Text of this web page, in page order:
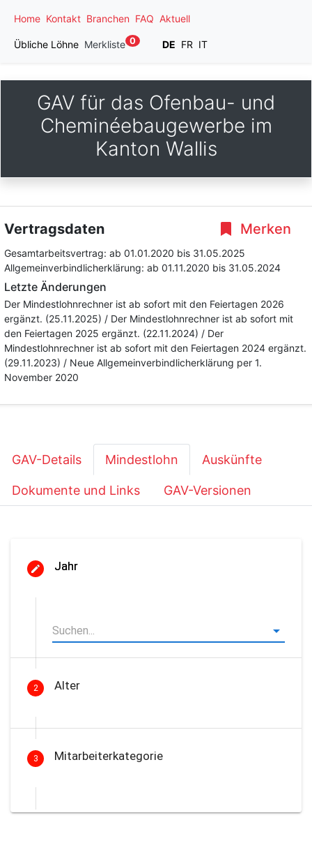
Home Kontakt Branchen FAQ Aktuell
Übliche Löhne Merkliste 0 DE FR IT
GAV für das Ofenbau- und
Cheminéebaugewerbe im
Kanton Wallis
Merken
Vertragsdaten
Gesamtarbeitsvertrag: ab 01.01.2020 bis 31.05.2025
Allgemeinverbindlicherklärung: ab 01.11.2020 bis 31.05.2024
Letzte Änderungen
Der Mindestlohnrechner ist ab sofort mit den Feiertagen 2026
ergänzt. (25.11.2025) / Der Mindestlohnrechner ist ab sofort mit
den Feiertagen 2025 ergänzt. (22.11.2024) / Der
Mindestlohnrechner ist ab sofort mit den Feiertagen 2024 ergänzt.
(29.11.2023) / Neue Allgemeinverbindlicherklärung per 1.
November 2020
GAV-Details Mindestlohn Auskünfte
Dokumente und Links GAV-Versionen
Jahr
2 Alter
3 Mitarbeiterkategorie